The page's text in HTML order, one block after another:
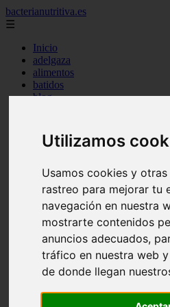
Utilizamos
Usamos cookies y
rastreo para mejorar tu
navegación en nuestra
mostrarte contenidos
anuncios adecuados,
tráfico en nuestra web
de donde llegan
bacterianutritiva.es
☰
Inicio
adelgaza
alimentos
batidos
blog
cuanto
cuantos
dormir
ejercicio
engorda
es_es
gluten
magnesio
mejor
mujer
secundarios